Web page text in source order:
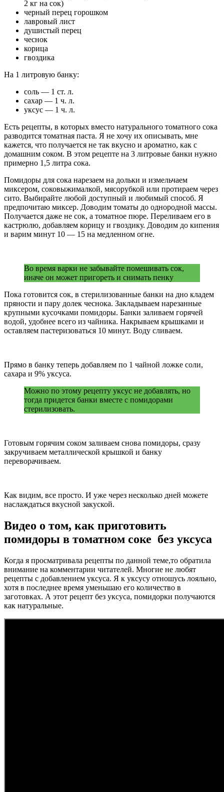
2 кг на сок)
черный перец горошком
лавровый лист
душистый перец
чеснок
корица
гвоздика
На 1 литровую банку:
соль — 1 ст. л.
сахар — 1 ч. л.
уксус — 1 ч. л.
Есть рецепты, в которых вместо натурального томатного сока
разводится томатная паста. Я не хочу их описывать, мне
кажется, что получается не так вкусно и ароматно, как с
домашним соком. В этом рецепте на 3 литровые банки нужно
примерно 1,5 литра сока.
Помидоры для сока нарезаем на дольки и измельчаем
миксером, соковыжималкой, мясорубкой или протираем через
сито. Выбирайте любой доступный и любимый способ. Я
предпочитаю миксер. Доводим томаты до однородной массы.
Получается даже не сок, а томатное пюре. Переливаем его в
кастрюлю, добавляем корицу и гвоздику. Доводим до кипения
и варим минут 10 — 15 на медленном огне.
Во время варки не забывайте помешивать сок,
иначе он может пригореть и снимать пенку
Пока готовится сок, в стерилизованные банки на дно кладем
пряности и пару долек чеснока. Закладываем нарезанные
крупными кусочками помидоры. Банки заливаем горячей
водой, удобнее всего из чайника. Накрываем крышками и
оставляем пастеризоваться 10 минут. Воду сливаем.
Прямо в банку теперь добавляем по 1 чайной ложке соли,
сахара и 9% уксуса.
Можно по этому рецепту уксус не добавлять, но
тогда придется банки вместе с помидорами
стерилизовать.
Готовым горячим соком заливаем снова помидоры, сразу
закручиваем металлической крышкой и банку
переворачиваем.
Как видим, все просто. И уже через несколько дней можете
наслаждаться вкусной закуской.
Видео о том, как приготовить
помидоры в томатном соке без уксуса
Когда я просматривала рецепты по данной теме,то обратила
внимание на комментарии читателей. Многие не любят
рецепты с добавлением уксуса. Я к уксусу отношусь лояльно,
хотя в последнее время уменьшаю его количество в
заготовках. А этот рецепт без уксуса, помидорки получаются
как натуральные.